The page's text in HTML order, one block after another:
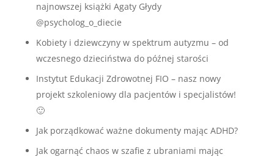
najnowszej książki Agaty Głydy
@psycholog_o_diecie
Kobiety i dziewczyny w spektrum autyzmu – od
wczesnego dzieciństwa do późnej starości
Instytut Edukacji Zdrowotnej FIO – nasz nowy
projekt szkoleniowy dla pacjentów i specjalistów!
🙂
Jak porządkować ważne dokumenty mając ADHD?
Jak ogarnąć chaos w szafie z ubraniami mając